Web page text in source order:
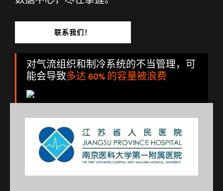
联系我们！
对气流组织和制冷系统的不当管理，可
能会导致多达 60% 的容量被浪费